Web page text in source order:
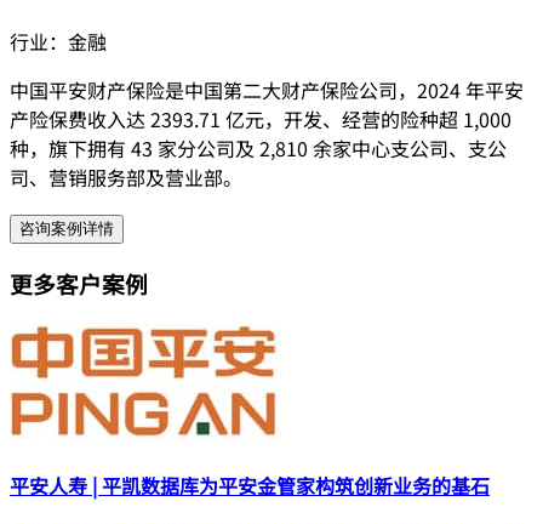
行业： 金融
中国平安财产保险是中国第二大财产保险公司，2024 年平安
产险保费收入达 2393.71 亿元，开发、经营的险种超 1,000
种，旗下拥有 43 家分公司及 2,810 余家中心支公司、支公
司、营销服务部及营业部。
咨询案例详情
更多客户案例
平安人寿 | 平凯数据库为平安金管家构筑创新业务的基石